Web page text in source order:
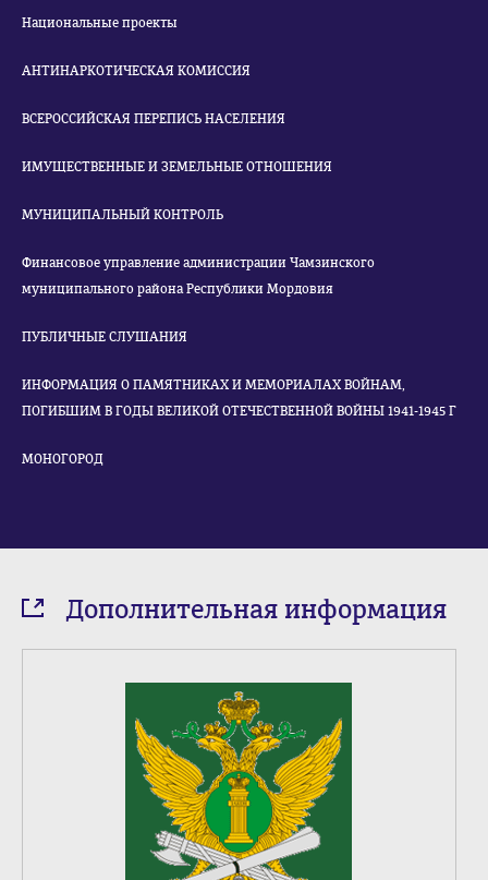
Национальные проекты
АНТИНАРКОТИЧЕСКАЯ КОМИССИЯ
ВСЕРОССИЙСКАЯ ПЕРЕПИСЬ НАСЕЛЕНИЯ
ИМУЩЕСТВЕННЫЕ И ЗЕМЕЛЬНЫЕ ОТНОШЕНИЯ
МУНИЦИПАЛЬНЫЙ КОНТРОЛЬ
Финансовое управление администрации Чамзинского
муниципального района Республики Мордовия
ПУБЛИЧНЫЕ СЛУШАНИЯ
ИНФОРМАЦИЯ О ПАМЯТНИКАХ И МЕМОРИАЛАХ ВОЙНАМ,
ПОГИБШИМ В ГОДЫ ВЕЛИКОЙ ОТЕЧЕСТВЕННОЙ ВОЙНЫ 1941-1945 Г
МОНОГОРОД
Дополнительная информация